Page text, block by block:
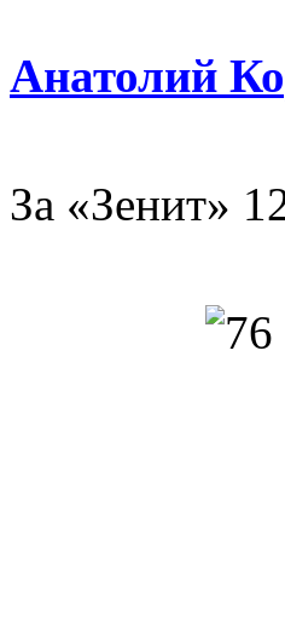
Анатолий
За «Зенит»